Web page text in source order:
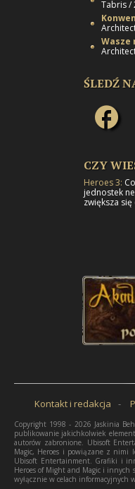
Tabris /
Wasze
ŚLEDŹ
CZY
Heroes 3:
jednostek
zwiększa się
Kontakt i redakcja
Copyright 1998 - 2026 Jaskinia
publikowanie jakichkolwiek
autorów zabronione. Ubisoft
Magic, Heroes i powiązane z nimi
Ubisoft Entertainment. Grafiki i
Heroes of Might and Magic i innych
wyłącznie w celach informacyjnych